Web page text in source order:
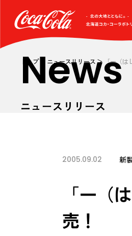
トップ ニュースリリース 「一（
ニュースリリース
2005.09.02 新
「一（
売！